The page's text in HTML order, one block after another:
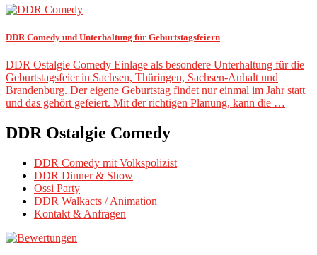
DDR Comedy und Unterhaltung für Geburtstagsfeiern
DDR Ostalgie Comedy Einlage als besondere Unterhaltung für die
Geburtstagsfeier in Sachsen, Thüringen, Sachsen-Anhalt und
Brandenburg. Der eigene Geburtstag findet nur einmal im Jahr statt
und das gehört gefeiert. Mit der richtigen Planung, kann die …
DDR Ostalgie Comedy
DDR Comedy mit Volkspolizist
DDR Dinner & Show
Ossi Party
DDR Walkacts / Animation
Kontakt & Anfragen